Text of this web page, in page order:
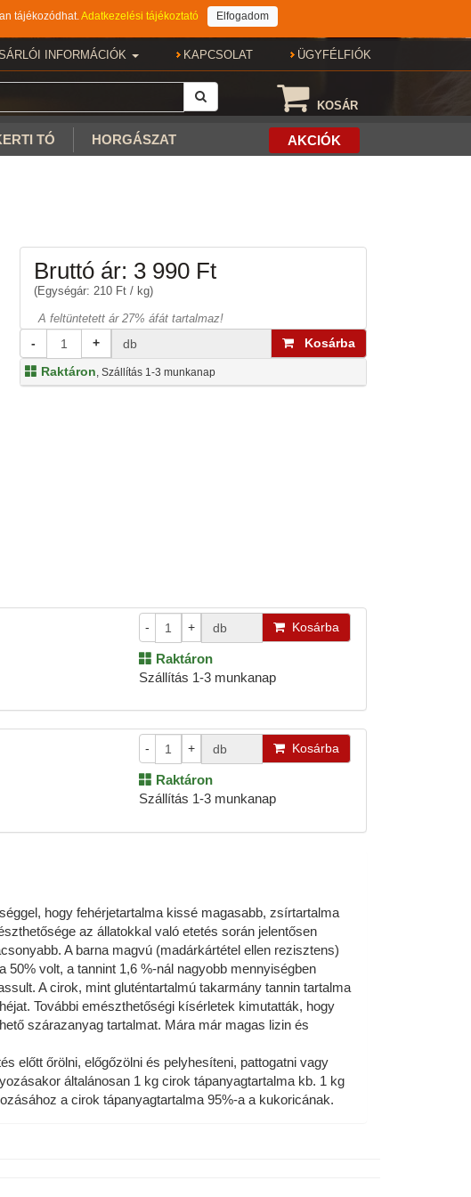
tájékozódhat.Adatkezelési tájékoztató Elfogadom
INFORMÁCIÓK KAPCSOLAT ÜGYFÉLFIÓK
KOSÁR
TÓ HORGÁSZAT AKCIÓK
Bruttó ár: 3 990 Ft
(Egységár: 210 Ft / kg)
A feltüntetett ár 27% áfát tartalmaz!
- + db
Kosárba
Raktáron, Szállítás 1-3 munkanap
- + db Kosárba
Raktáron
Szállítás 1-3 munkanap
- + db Kosárba
Raktáron
Szállítás 1-3 munkanap
hogy fehérjetartalma kissé magasabb, zsírtartalma
az állatokkal való etetés során jelentősen
A barna magvú (madárkártétel ellen rezisztens)
volt, a tannint 1,6 %-nál nagyobb mennyiségben
A cirok, mint gluténtartalmú takarmány tannin tartalma
További emészthetőségi kísérletek kimutatták, hogy
szárazanyag tartalmat. Mára már magas lizin és
előtt őrölni, előgőzölni és pelyhesíteni, pattogatni vagy
általánosan 1 kg cirok tápanyagtartalma kb. 1 kg
a cirok tápanyagtartalma 95%-a a kukoricának.